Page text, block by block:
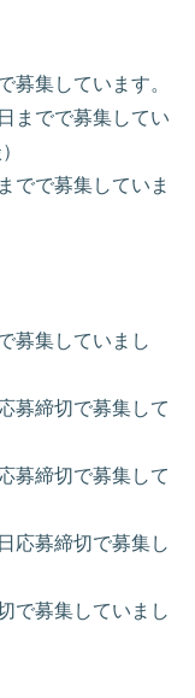
集しています。
までで募集してい
でで募集していま
募集していまし
募締切で募集して
募締切で募集して
応募締切で募集し
で募集していまし